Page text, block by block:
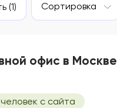
(1) Сортировка
офис в Москве
с сайта